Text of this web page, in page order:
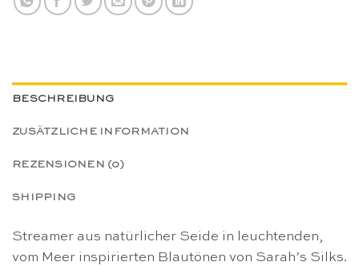
BESCHREIBUNG
ZUSÄTZLICHE INFORMATION
REZENSIONEN (0)
SHIPPING
Streamer aus natürlicher Seide in leuchtenden,
vom Meer inspirierten Blautönen von Sarah’s Silks.